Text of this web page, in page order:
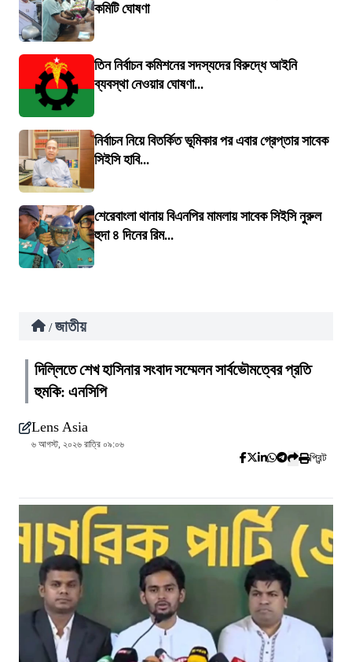
কমিটি ঘোষণা
তিন নির্বাচন কমিশনের সদস্যদের বিরুদ্ধে আইনি
ব্যবস্থা নেওয়ার ঘোষণা...
নির্বাচন নিয়ে বিতর্কিত ভূমিকার পর এবার গ্রেপ্তার সাবেক
সিইসি হাবি...
শেরেবাংলা থানায় বিএনপির মামলায় সাবেক সিইসি নুরুল
হুদা ৪ দিনের রিম...
/ জাতীয়
দিল্লিতে শেখ হাসিনার সংবাদ সম্মেলন সার্বভৌমত্বের প্রতি
হুমকি: এনসিপি
Lens Asia
৬ আগস্ট, ২০২৬ রাত্রি ০৯:০৬
প্রিন্ট